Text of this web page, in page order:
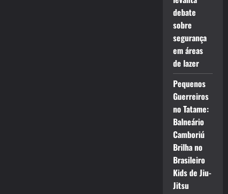
debate
sobre
segurança
em áreas
de lazer
Pequenos
Guerreiros
no Tatame:
Balneário
Camboriú
Brilha no
Brasileiro
Kids de Jiu-
Jitsu